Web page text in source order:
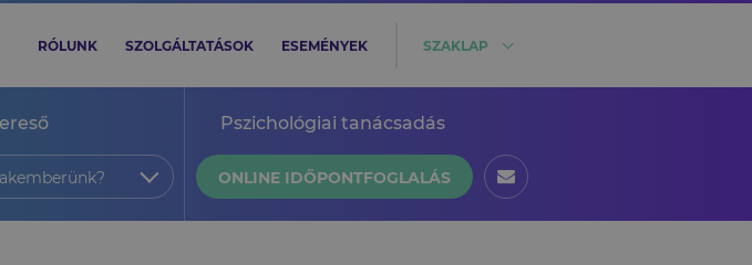
RÓLUNK SZOLGÁLTATÁSOK ESEMÉNYEK SZAKLAP
Pszichológiai tanácsadás
ONLINE IDŐPONTFOGLALÁS